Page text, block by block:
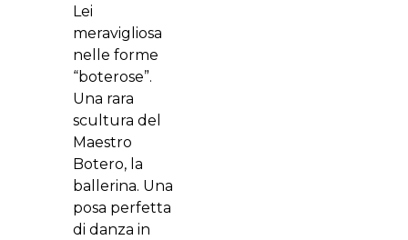
Lei
meravigliosa
nelle forme
“boterose”.
Una rara
scultura del
Maestro
Botero, la
ballerina. Una
posa perfetta
di danza in